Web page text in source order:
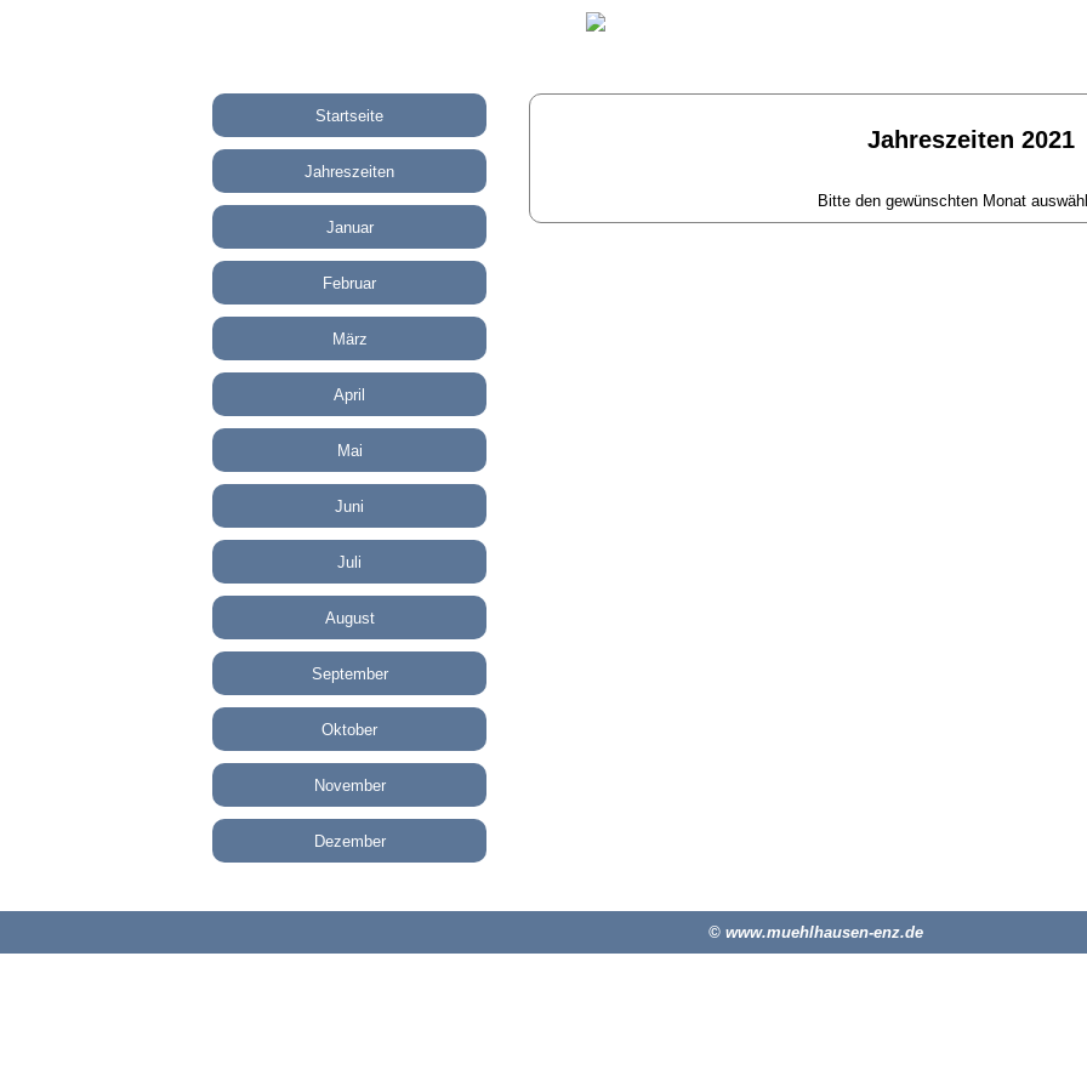
Startseite
Jahreszeiten
Januar
Februar
März
April
Mai
Juni
Juli
August
September
Oktober
November
Dezember
Jahreszeiten 2021
Bitte den gewünschten Monat
© www.muehlhausen-enz.de